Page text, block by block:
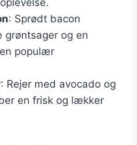
: Sprødt bacon
grøntsager og en
populær
: Rejer med avocado og
en frisk og lækker